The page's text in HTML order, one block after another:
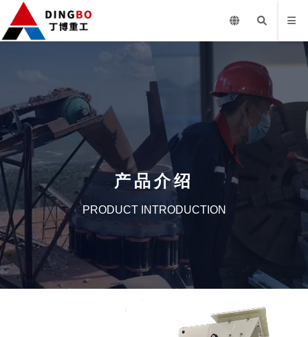
产品介绍
PRODUCT INTRODUCTION